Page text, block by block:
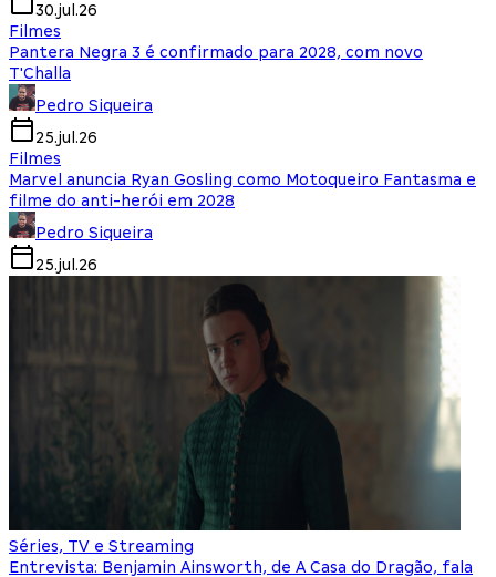
30.jul.26
Filmes
Pantera Negra 3 é confirmado para 2028, com novo
T'Challa
Pedro Siqueira
25.jul.26
Filmes
Marvel anuncia Ryan Gosling como Motoqueiro Fantasma e
filme do anti-herói em 2028
Pedro Siqueira
25.jul.26
Séries, TV e Streaming
Entrevista: Benjamin Ainsworth, de A Casa do Dragão, fala